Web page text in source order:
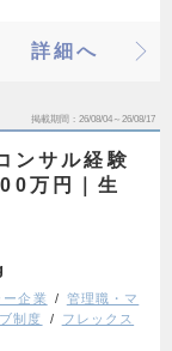
詳細へ
掲載期間 26/08/04～26/08/17
ンサル経験
万円｜生
ー企業
管理職・マ
制度
フレックス